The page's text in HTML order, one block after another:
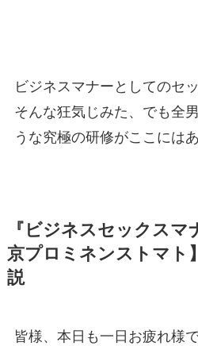
ビジネスマナーとしての
そんな狂気じみた、でも全
うな究極の研修がここにはあ
『ビジネスセックスマ
京プロミネンストマト
説
皆様、本日も一日お疲れ様